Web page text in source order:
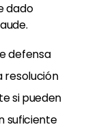
dado
defensa
resolución
si pueden
suficiente